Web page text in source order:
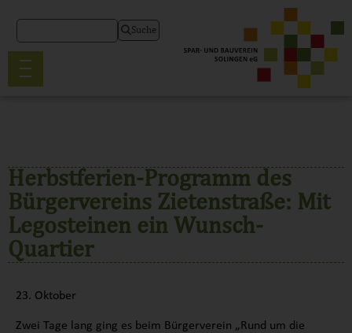
Suche
Herbstferien-Programm des
Bürgervereins Zietenstraße: Mit
Legosteinen ein Wunsch-
Quartier
23. Oktober
Zwei Tage lang ging es beim Bürgerverein „Rund um die